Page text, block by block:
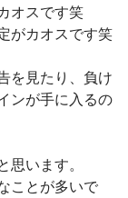
オスです笑
がカオスです笑
を見たり、負け
ンが手に入るの
います。
ことが多いで